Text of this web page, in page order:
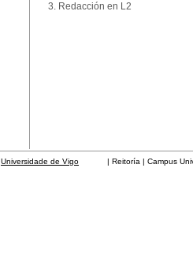
3. Redacción en L2
Universidade de Vigo | Reitoría | Campus